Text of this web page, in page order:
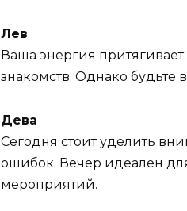
Лев
Ваша энергия
знакомств. Однако будьте
Дева
Сегодня стоит уделить
ошибок. Вечер идеален
мероприятий.